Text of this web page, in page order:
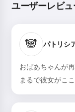
ユーザーレビュ
🐼 パトリシ
おばあちゃんが
まるで彼女がこ
こんに